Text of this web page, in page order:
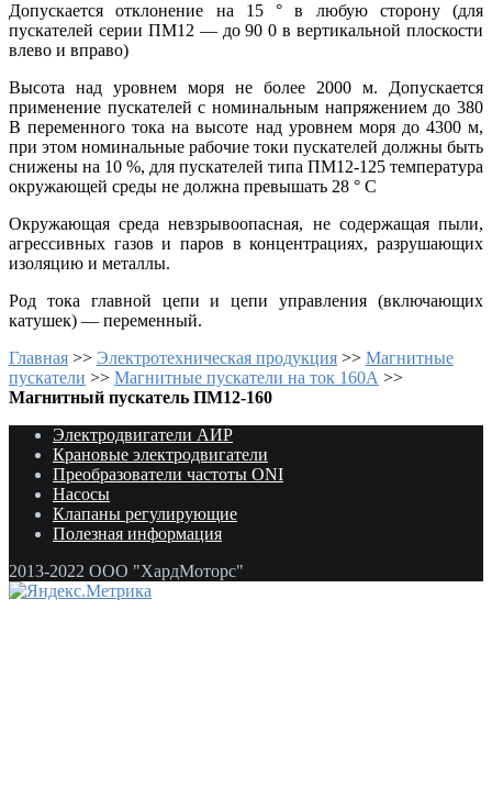
Допускается отклонение на 15 ° в любую сторону (для
пускателей серии ПМ12 — до 90 0 в вертикальной плоскости
влево и вправо)
Высота над уровнем моря не более 2000 м. Допускается
применение пускателей с номинальным напряжением до 380
В переменного тока на высоте над уровнем моря до 4300 м,
при этом номинальные рабочие токи пускателей должны быть
снижены на 10 %, для пускателей типа ПМ12-125 температура
окружающей среды не должна превышать 28 ° С
Окружающая среда невзрывоопасная, не содержащая пыли,
агрессивных газов и паров в концентрациях, разрушающих
изоляцию и металлы.
Род тока главной цепи и цепи управления (включающих
катушек) — переменный.
Главная >> Электротехническая продукция >> Магнитные
пускатели >> Магнитные пускатели на ток 160А >>
Магнитный пускатель ПМ12-160
Электродвигатели АИР
Крановые электродвигатели
Преобразователи частоты ONI
Насосы
Клапаны регулирующие
Полезная информация
2013-2022 ООО "ХардМоторс"